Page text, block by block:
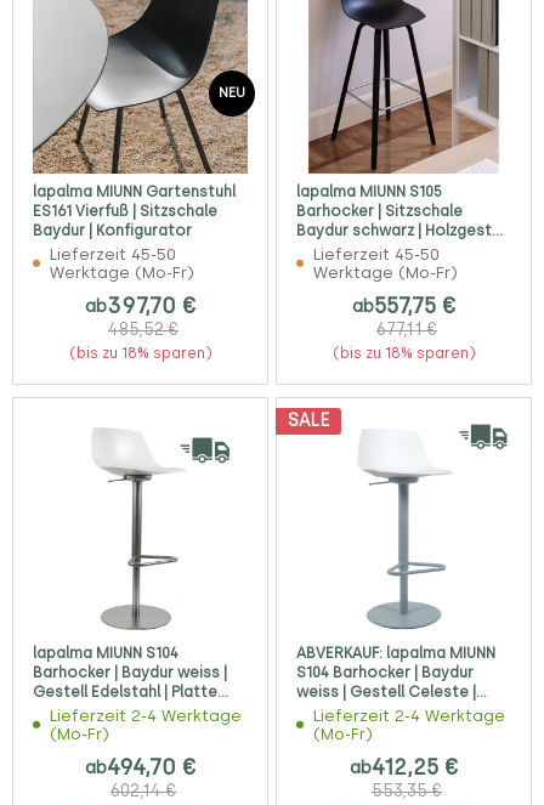
NEU
lapalma MIUNN Gartenstuhl
ES161 Vierfuß | Sitzschale
Baydur | Konfigurator
Lieferzeit 45-50
Werktage (Mo-Fr)
ab397,70 €
485,52 €
(bis zu 18% sparen)
lapalma MIUNN S105
Barhocker | Sitzschale
Baydur schwarz | Holzgestell
Eiche schwarz
Lieferzeit 45-50
Werktage (Mo-Fr)
ab557,75 €
677,11 €
(bis zu 18% sparen)
lapalma MIUNN S104
Barhocker | Baydur weiss |
Gestell Edelstahl | Platte
rund
Lieferzeit 2-4 Werktage
(Mo-Fr)
ab494,70 €
602,14 €
SALE
ABVERKAUF: lapalma MIUNN
S104 Barhocker | Baydur
weiss | Gestell Celeste |
Platte rund
Lieferzeit 2-4 Werktage
(Mo-Fr)
ab412,25 €
553,35 €